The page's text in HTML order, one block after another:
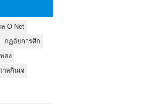
O-Net
กฏอัยการศึก
พลง
าลกินเจ